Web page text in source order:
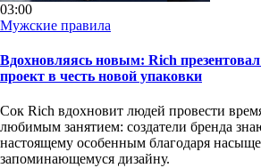
03:00
Мужские правила
Вдохновляясь новым: Rich
проект в честь новой упаковки
Сок Rich вдохновит людей провести
любимым занятием: создатели бренда
настоящему особенным благодаря
запоминающемуся дизайну.